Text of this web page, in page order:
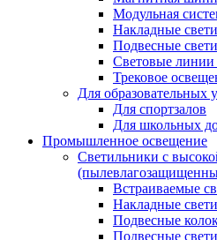
Модульная
Накладные
Подвесные
Световые линии
Трековое
Для образовательных
Для спортзалов
Для школьных
Промышленное освещение
Светильники с
Встраиваемые
Накладные
Подвесные
Подвесные